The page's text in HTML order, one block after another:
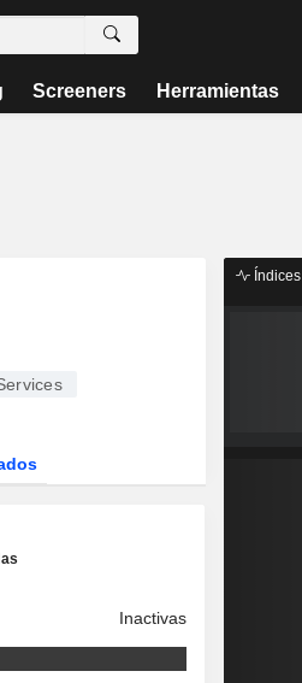
Screeners Herramientas
Inactivas
Índices